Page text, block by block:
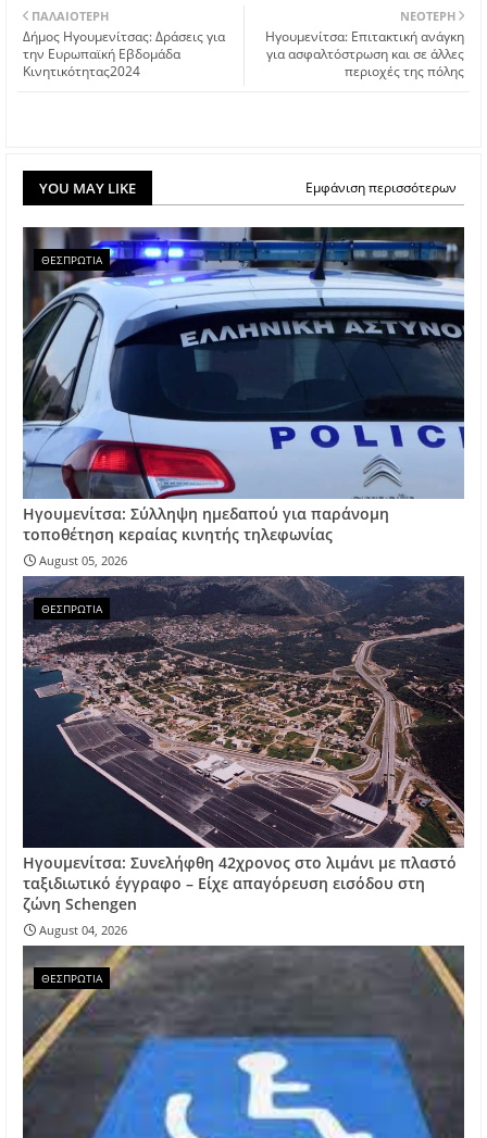
ΝΕΌΤΕΡΗ
Ηγουμενίτσα: Επιτακτική ανάγκη
για ασφαλτόστρωση και σε άλλες
περιοχές της πόλης
ΠΑΛΑΙΌΤΕΡΗ
Δήμος Ηγουμενίτσας: Δράσεις για
την Ευρωπαϊκή Εβδομάδα
Κινητικότητας2024
YOU MAY LIKE Εμφάνιση περισσότερων
ΘΕΣΠΡΩΤΙΑ
Ηγουμενίτσα: Σύλληψη ημεδαπού για παράνομη
τοποθέτηση κεραίας κινητής τηλεφωνίας
August 05, 2026
ΘΕΣΠΡΩΤΙΑ
Ηγουμενίτσα: Συνελήφθη 42χρονος στο λιμάνι με πλαστό
ταξιδιωτικό έγγραφο – Είχε απαγόρευση εισόδου στη
ζώνη Schengen
August 04, 2026
ΘΕΣΠΡΩΤΙΑ